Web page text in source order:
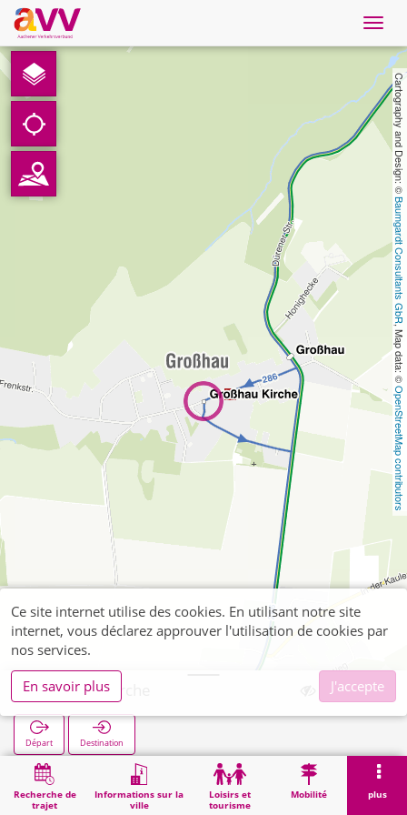
French
Téléchargements
Contact
Mentions légales
Cartography and Design: ©
Baumgardt Consultants GbR
, Map data: ©
OpenStreetMap contributors
Recherche de
trajet
Informations sur la
ville
Loisirs et
tourisme
Mobilité plus
Großhau Kirche
Départ Destination
Démarrage Großhau Kirche
Ce site internet utilise des cookies. En utilisant notre site
internet, vous déclarez approuver l'utilisation de cookies par
nos services.
En savoir plus
J'accepte